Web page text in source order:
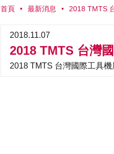
首頁 最新消息 2018 TMTS
2018.11.07
2018 TMTS 台灣
2018 TMTS 台灣國際工具機